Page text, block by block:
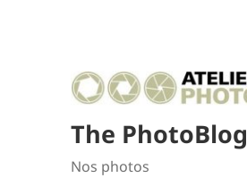
The PhotoBlog
Nos photos